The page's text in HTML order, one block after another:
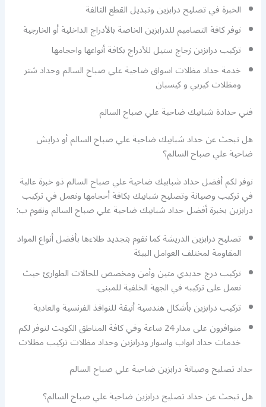
الخبرة في تصليح درابزين وتبديل القطع التالفة
نوفر كافة التصاميم للدرابزين الخاصة بالأدراج الداخلية أو الخارجية
تركيب درابزين زجاج ستيل للأدراج بكافة أنواعها واحجامها
خدمة حداد مظلات اسواق ضاحية علي صباح السالم وحداد شتر
ومظلات كيربي و كيسبان
فني حدادة شبابيك ضاحية علي صباح السالم
هل تبحث عن حداد شبابيك ضاحية علي صباح السالم أو درايش
ضاحية علي صباح السالم؟
نوفر لكم أفضل حداد شبابيك ضاحية علي صباح السالم ذو خبرة عالية
في تركيب وصيانة وتصليح شبابيك بكافة أحجامها ونعمل في تركيب
درابزين بخبرة أفضل حداد شبابيك ضاحية علي صباح السالم ونقوم ب:
تصليح درابزين الدريشة كما نقوم بتجديد طلاءها بأفضل أنواع المواد
المقاومة لمختلف العوامل البيئة
تركيب درج حديدي متين وأمن ومخصص للحالات الطوارئ حيث
نعمل على تركيبه في الجهة الخلفية للمبنى.
تركيب درابزين بأشكال هندسية أنيقة للنوافذ الفرنسية والعادية
متوافرون على مدار 24 ساعة وفي كافة المناطق الكويت لنوفر لكم
خدمات حداد ابواب واسوار ودرابزين وحداد مظلات تركيب مظلات
حداد تصليح وصيانة درابزين ضاحية علي صباح السالم
هل تبحث عن حداد تصليح درابزين ضاحية علي صباح السالم؟